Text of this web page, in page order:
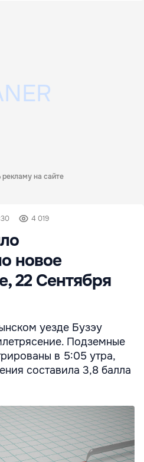
рекламу на сайте
4 019
новое
22 Сентября
уезде Бузэу
Подземные
в 5:05 утра,
составила 3,8 балла